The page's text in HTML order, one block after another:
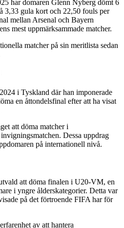
har domaren Glenn Nyberg dömt 6
3,33 gula kort och 22,50 fouls per
mellan Arsenal och Bayern
mest uppmärksammade matcher.
matcher på sin meritlista sedan
i Tyskland där han imponerade
en åttondelsfinal efter att ha visat
att döma matcher i
Dessa uppdrag
på internationell nivå.
att döma finalen i U20-VM, en
i yngre ålderskategorier. Detta var
på det förtroende FIFA har för
av att hantera